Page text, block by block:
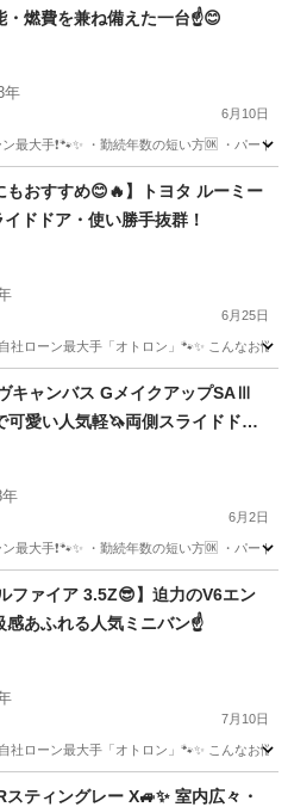
・燃費を兼ね備えた一台☝️😊
年
6月10日
ン最大手❗️🐾✨ ・勤続年数の短い方🆗 ・パー
スリート
もおすすめ😊🔥】トヨタ ルーミー
ドドア・使い勝手抜群！
6月25日
社ローン最大手「オトロン」🐾✨ こんなお
ーキャンバス GメイクアップSAⅢ
可愛い人気軽🦄両側スライドドア
年
6月2日
ン最大手❗️🐾✨ ・勤続年数の短い方🆗 ・パー
キャンバス
ファイア 3.5Z😎】迫力のV6エン
感あふれる人気ミニバン☝️
7月10日
社ローン最大手「オトロン」🐾✨ こんなお
スティングレー X🚙✨ 室内広々・